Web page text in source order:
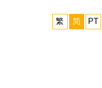
繁 简 PT